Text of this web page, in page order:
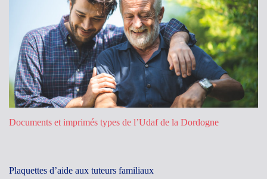
Documents et imprimés types de l’Udaf de la Dordogne
Plaquettes d’aide aux tuteurs familiaux